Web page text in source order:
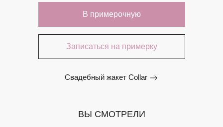
В примерочную
Записаться на примерку
Свадебный жакет Collar
ВЫ СМОТРЕЛИ